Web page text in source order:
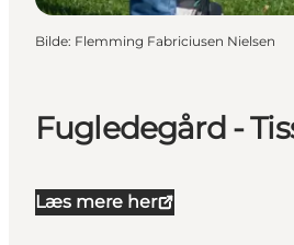
Fugledegård -
Læs mere her
Bilde: Flemming Fabriciusen Nielsen